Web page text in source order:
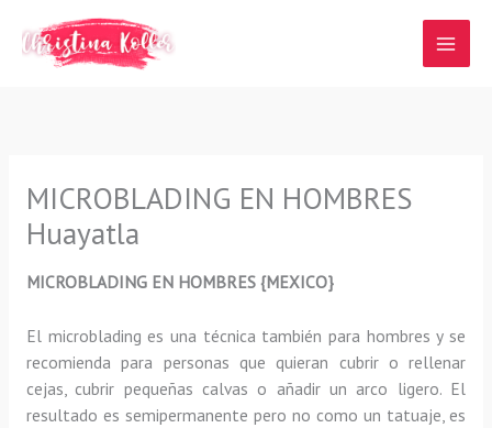
contenido
MICROBLADING EN HOMBRES
Huayatla
MICROBLADING EN HOMBRES {MEXICO}
El microblading es una técnica también para hombres y se
recomienda para personas que quieran cubrir o rellenar
cejas, cubrir pequeñas calvas o añadir un arco ligero.El
resultado es semipermanente pero no como un tatuaje, es